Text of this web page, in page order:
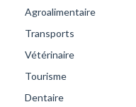
Agroalimentaire
Transports
Vétérinaire
Tourisme
Dentaire